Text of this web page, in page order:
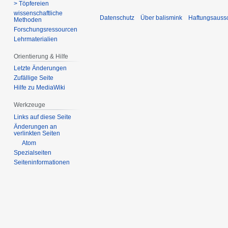
> Töpfereien
wissenschaftliche
Methoden
Forschungsressourcen
Lehrmaterialien
Orientierung & Hilfe
Letzte Änderungen
Zufällige Seite
Hilfe zu MediaWiki
Werkzeuge
Links auf diese Seite
Änderungen an
verlinkten Seiten
Atom
Spezialseiten
Seiten­­informationen
Datenschutz Über balismink